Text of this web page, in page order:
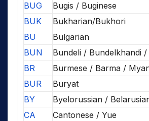
BUG
Bugis / Buginese
BUK
Bukharian/Bukhori
BU
Bulgarian
BUN
Bundeli / Bundelkhandi
BR
Burmese / Barma /
BUR
Buryat
BY
Byelorussian /
CA
Cantonese / Yue